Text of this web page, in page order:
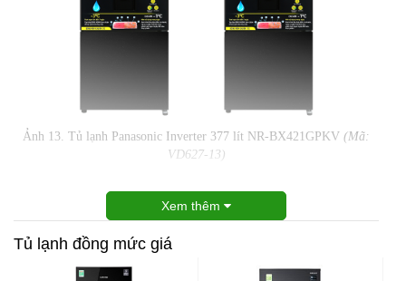
Ảnh 13. Tủ lạnh Panasonic Inverter 377 lít NR-BX421GPKV (Mã:
VD627-13)
Xem thêm
Tủ lạnh đồng mức giá